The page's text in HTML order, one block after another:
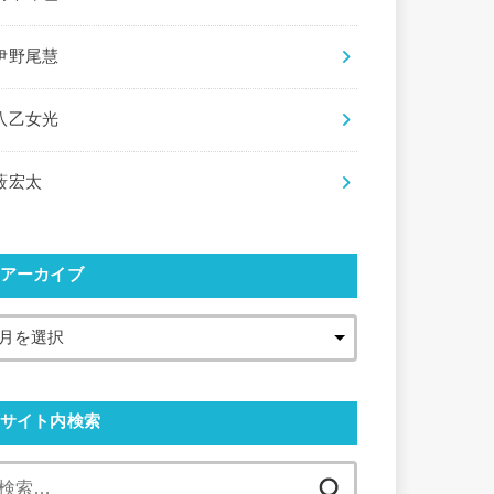
野尾慧
乙女光
宏太
アーカイブ
サイト内検索